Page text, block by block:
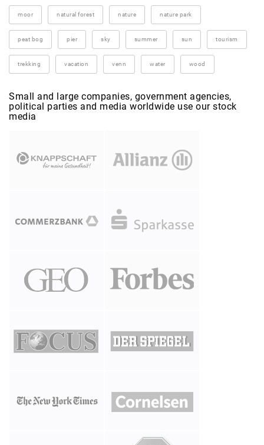
moor natural forest nature nature park
peat bog pier sky summer sun tourism
trekking vacation venn water wood
Small and large companies, government agencies,
political parties and media worldwide use our stock
media